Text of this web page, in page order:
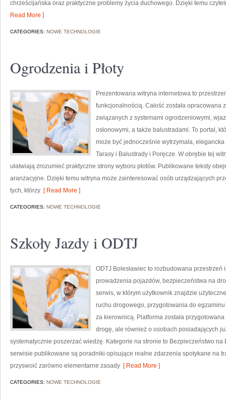
chrześcijańska oraz praktyczne problemy życia duchowego. Dzięki temu
Read More ]
CATEGORIES: NOWE TECHNOLOGIE
Ogrodzenia i Płoty
Prezentowana witryna internetowa to
funkcjonalnością. Całość została
związanych z systemami ogrodzeniowymi,
osłonowymi, a także balustradami. To portal,
może być jednocześnie wytrzymała,
Tarasy i Balustrady i Poręcze. W obrębie tej
ułatwiają zrozumieć praktyczne strony wyboru płotów. Publikowane teksty
aranżacyjne. Dzięki temu witryna może zainteresować osób urządzających
tych, którzy [ Read More ]
CATEGORIES: NOWE TECHNOLOGIE
Szkoły Jazdy i ODTJ
ODTJ Bolesławiec to rozbudowana
prowadzenia pojazdów, bezpieczeństwa na
serwis, w którym użytkownik znajdzie
ruchu drogowego, przygotowania do
za kierownicą. Platforma została
drogę, ale również o osobach posiadających
systematycznie poszerzać wiedzę. Kategorie na stronie to Bezpieczeństwo
serwisie publikowane są poradniki opisujące realne zdarzenia spotykane na
przyswoić zarówno elementarne zasady [ Read More ]
CATEGORIES: NOWE TECHNOLOGIE